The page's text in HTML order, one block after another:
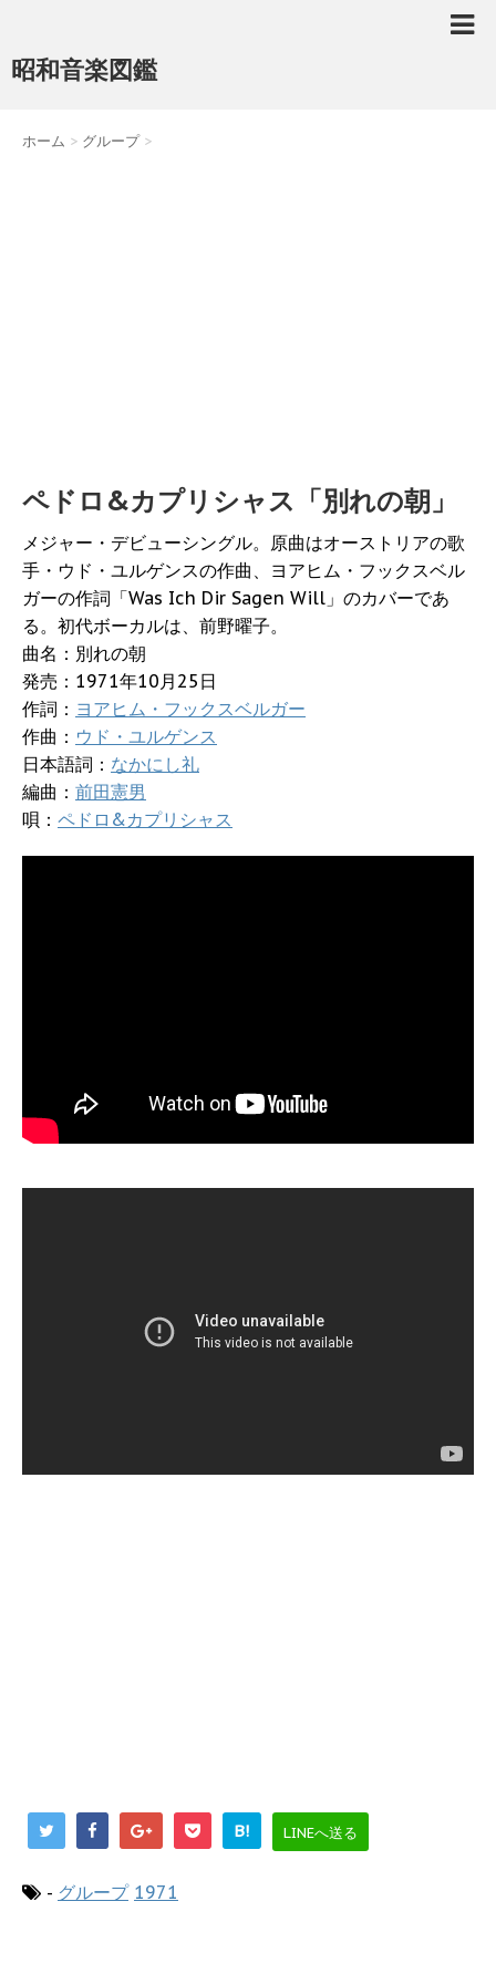
昭和音楽図鑑
ホーム > グループ >
ペドロ&カプリシャス「別れの朝」
メジャー・デビューシングル。原曲はオーストリアの歌
手・ウド・ユルゲンスの作曲、ヨアヒム・フックスベル
ガーの作詞「Was Ich Dir Sagen Will」のカバーであ
る。初代ボーカルは、前野曜子。
曲名：別れの朝
発売：1971年10月25日
作詞： ヨアヒム・フックスベルガー
作曲： ウド・ユルゲンス
日本語詞： なかにし礼
編曲： 前田憲男
唄： ペドロ&カプリシャス
B! LINEへ送る
- グループ 1971